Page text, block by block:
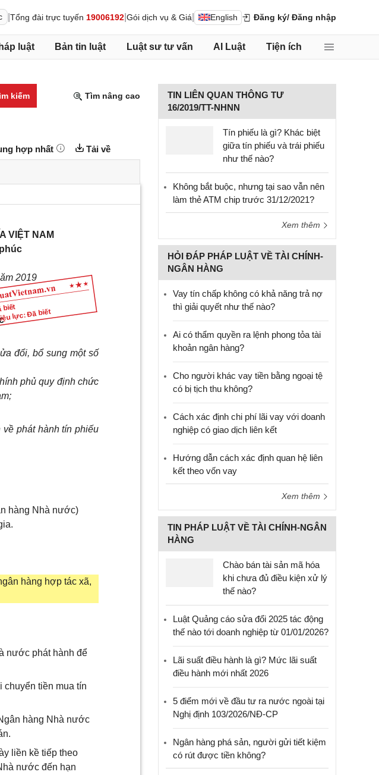
Tổng đài trực tuyến 19006192 Gói dịch vụ & Giá English Đăng ký/ Đăng nhập
luật Bản tin luật Luật sư tư vấn AI Luật Tiện ích
kiếm Tìm nâng cao
hợp nhất Tải về
lực: Đã biết
VIỆT NAM
2019
đổi, bổ sung một số
phủ quy định chức
phát hành tín phiếu
hàng Nhà nước)
hàng hợp tác xã,
nước phát hành để
chuyển tiền mua tín
hàng Nhà nước
liền kề tiếp theo
nước đến hạn
TIN LIÊN QUAN THÔNG TƯ
16/2019/TT-NHNN
Tín phiếu là gì? Khác biệt
giữa tín phiếu và trái phiếu
như thế nào?
Không bắt buộc, nhưng tại sao vẫn nên
làm thẻ ATM chip trước 31/12/2021?
Xem thêm
HỎI ĐÁP PHÁP LUẬT VỀ TÀI CHÍNH-
NGÂN HÀNG
Vay tín chấp không có khả năng trả nợ
thì giải quyết như thế nào?
Ai có thẩm quyền ra lệnh phong tỏa tài
khoản ngân hàng?
Cho người khác vay tiền bằng ngoại tệ
có bị tịch thu không?
Cách xác định chi phí lãi vay với doanh
nghiệp có giao dịch liên kết
Hướng dẫn cách xác định quan hệ liên
kết theo vốn vay
Xem thêm
TIN PHÁP LUẬT VỀ TÀI CHÍNH-NGÂN
HÀNG
Chào bán tài sản mã hóa
khi chưa đủ điều kiện xử lý
thế nào?
Luật Quảng cáo sửa đổi 2025 tác động
thế nào tới doanh nghiệp từ 01/01/2026?
Lãi suất điều hành là gì? Mức lãi suất
điều hành mới nhất 2026
5 điểm mới về đầu tư ra nước ngoài tại
Nghị định 103/2026/NĐ-CP
Ngân hàng phá sản, người gửi tiết kiệm
có rút được tiền không?